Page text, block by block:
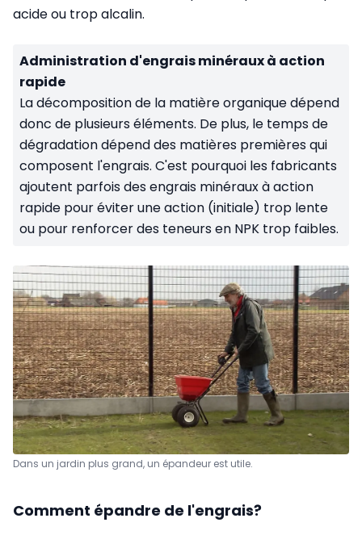
acide ou trop alcalin.
Administration d'engrais minéraux à action
rapide
La décomposition de la matière organique dépend
donc de plusieurs éléments. De plus, le temps de
dégradation dépend des matières premières qui
composent l'engrais. C'est pourquoi les fabricants
ajoutent parfois des engrais minéraux à action
rapide pour éviter une action (initiale) trop lente
ou pour renforcer des teneurs en NPK trop faibles.
Dans un jardin plus grand, un épandeur est utile.
Comment épandre de l'engrais?